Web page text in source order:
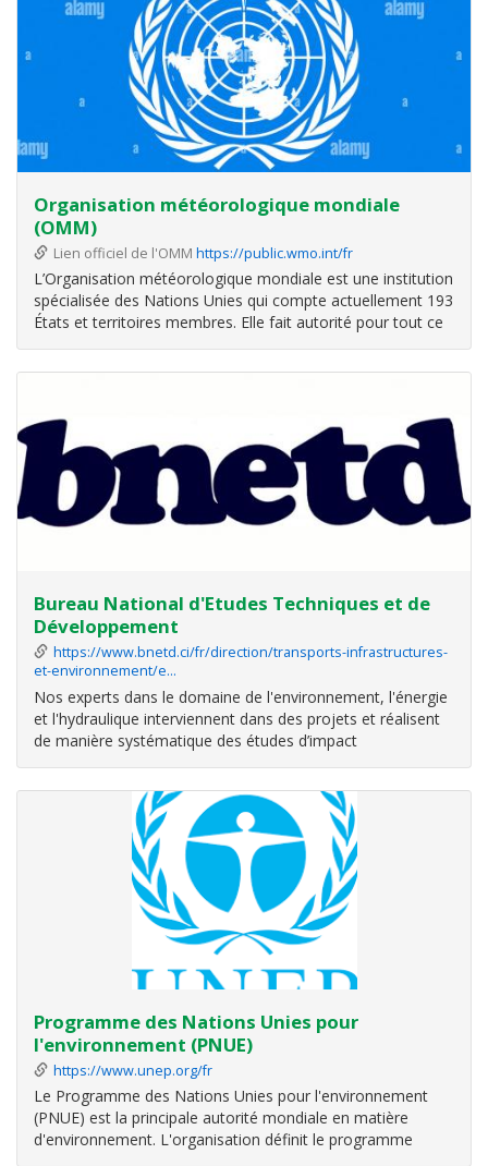
Organisation météorologique mondiale
(OMM)
Lien officiel de l'OMM https://public.wmo.int/fr
L’Organisation météorologique mondiale est une institution
spécialisée des Nations Unies qui compte actuellement 193
États et territoires membres. Elle fait autorité pour tout ce
Bureau National d'Etudes Techniques et de
Développement
https://www.bnetd.ci/fr/direction/transports-infrastructures-
et-environnement/e…
Nos experts dans le domaine de l'environnement, l'énergie
et l'hydraulique interviennent dans des projets et réalisent
de manière systématique des études d’impact
ssurer la maitrise d'œuvre des projets de
développement
Programme des Nations Unies pour
l'environnement (PNUE)
https://www.unep.org/fr
Le Programme des Nations Unies pour l'environnement
(PNUE) est la principale autorité mondiale en matière
d'environnement. L'organisation définit le programme